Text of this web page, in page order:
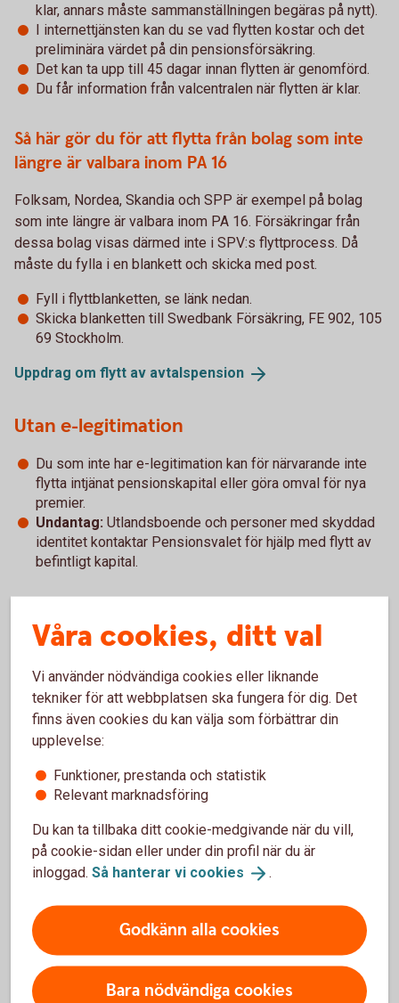
klar, annars måste sammanställningen begäras på nytt).
I internettjänsten kan du se vad flytten kostar och det
preliminära värdet på din pensionsförsäkring.
Det kan ta upp till 45 dagar innan flytten är genomförd.
Du får information från valcentralen när flytten är klar.
Så här gör du för att flytta från bolag som inte
längre är valbara inom PA 16
Folksam, Nordea, Skandia och SPP är exempel på bolag
som inte längre är valbara inom PA 16. Försäkringar från
dessa bolag visas därmed inte i SPV:s flyttprocess. Då
måste du fylla i en blankett och skicka med post.
Fyll i flyttblanketten, se länk nedan.
Skicka blanketten till Swedbank Försäkring, FE 902, 105
69 Stockholm.
Uppdrag om flytt av avtalspension
Utan e-legitimation
Du som inte har e-legitimation kan för närvarande inte
flytta intjänat pensionskapital eller göra omval för nya
premier.
Undantag: Utlandsboende och personer med skyddad
identitet kontaktar Pensionsvalet för hjälp med flytt av
befintligt kapital.
Swedbanks entrélösning inom PA 16(pdf)
Hjälp att flytta tjänstepension
Vill du samla din pension hos oss och få en bättre
överblick? Vi kan inte flytta din tjänstepension åt dig,
Få hjälp med
flytt av pension
Våra cookies, ditt val
Vi använder nödvändiga cookies eller liknande
tekniker för att webbplatsen ska fungera för dig. Det
finns även cookies du kan välja som förbättrar din
upplevelse:
Funktioner, prestanda och statistik
Relevant marknadsföring
Du kan ta tillbaka ditt cookie-medgivande när du vill,
på cookie-sidan eller under din profil när du är
inloggad. Så hanterar vi cookies .
Godkänn alla cookies
Bara nödvändiga cookies